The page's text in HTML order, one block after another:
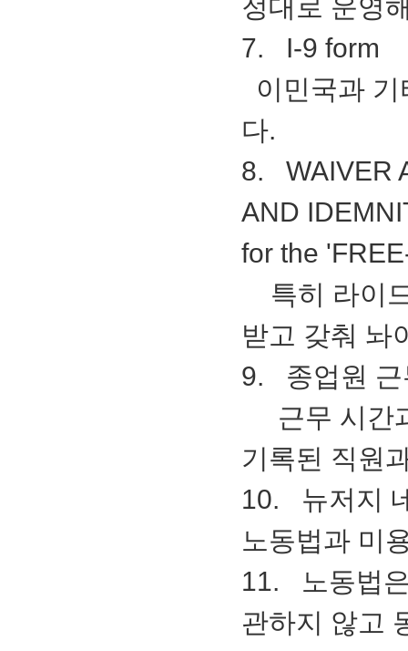
정대로 운영
7. I-9 form
이민국과
다.
8. WAIVER
AND
for the
특히 라이
받고 갖춰 놔
9. 종업원 근
근무 시간
기록된 직원
10. 뉴저지
노동법과 미
11. 노동법
관하지 않고